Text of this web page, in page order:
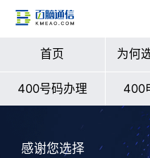
首页 为何
400号码办理 400
感谢您选择